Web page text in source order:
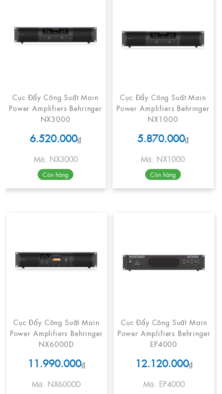
Cục Đẩy Công Suất Main
Power Amplifiers Behringer
NX3000
6.520.000₫
Mã: NX3000
Còn hàng
Cục Đẩy Công Suất Main
Power Amplifiers Behringer
NX1000
5.870.000₫
Mã: NX1000
Còn hàng
Cục Đẩy Công Suất Main
Power Amplifiers Behringer
NX6000D
11.990.000₫
Mã: NX6000D
Cục Đẩy Công Suất Main
Power Amplifiers Behringer
EP4000
12.120.000₫
Mã: EP4000